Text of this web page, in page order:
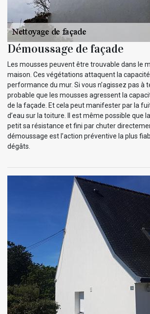
Démoussage de façade
Les mousses peuvent être trouvable dans le
maison. Ces végétations attaquent la
performance du mur. Si vous n’agissez pas à
probable que les mousses agressent la
de la façade. Et cela peut manifester par la
d’eau sur la toiture. Il est même possible que
petit sa résistance et fini par chuter
démoussage est l’action préventive la plus
dégâts.